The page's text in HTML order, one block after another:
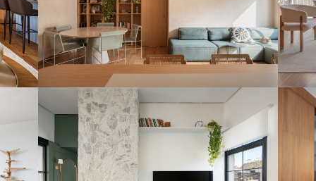
Apê com texturas naturais e
integração entre ambientes
Do plano de venda ao sonho de